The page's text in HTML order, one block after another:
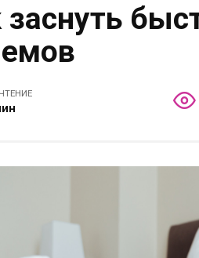
заснуть